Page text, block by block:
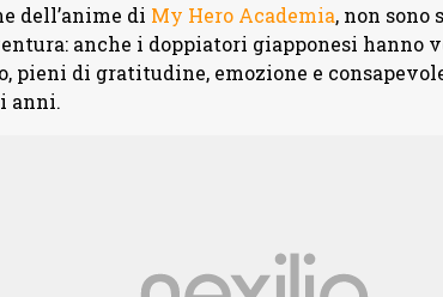
dell’anime di My Hero Academia, non sono
anche i doppiatori giapponesi hanno
pieni di gratitudine, emozione e
anni.